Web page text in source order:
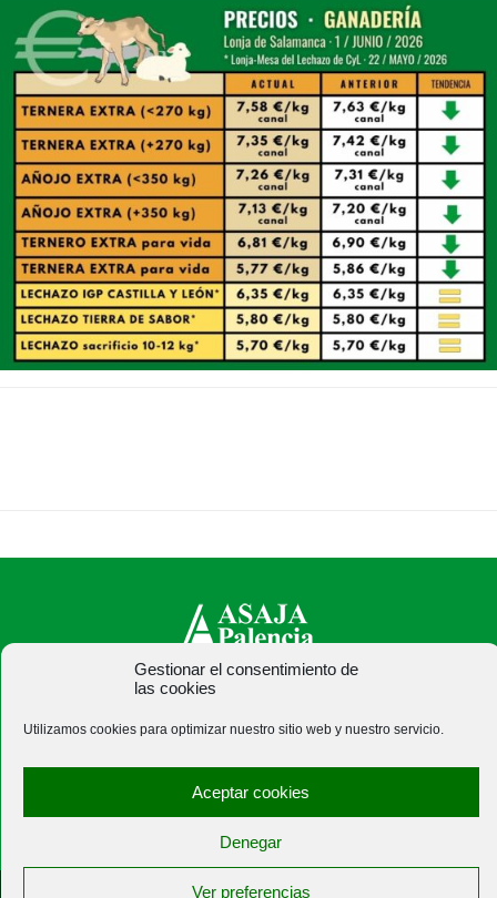
Gestionar el consentimiento de
las cookies
Utilizamos cookies para optimizar nuestro sitio web y nuestro servicio.
Aceptar cookies
Denegar
Ver preferencias
ASAJA Palencia - Jóvenes Agricultores
C/ Felipe Prieto, 8. Pza. Bigar Centro - 34001 Palencia -
asajapalencia@asajapalencia.com